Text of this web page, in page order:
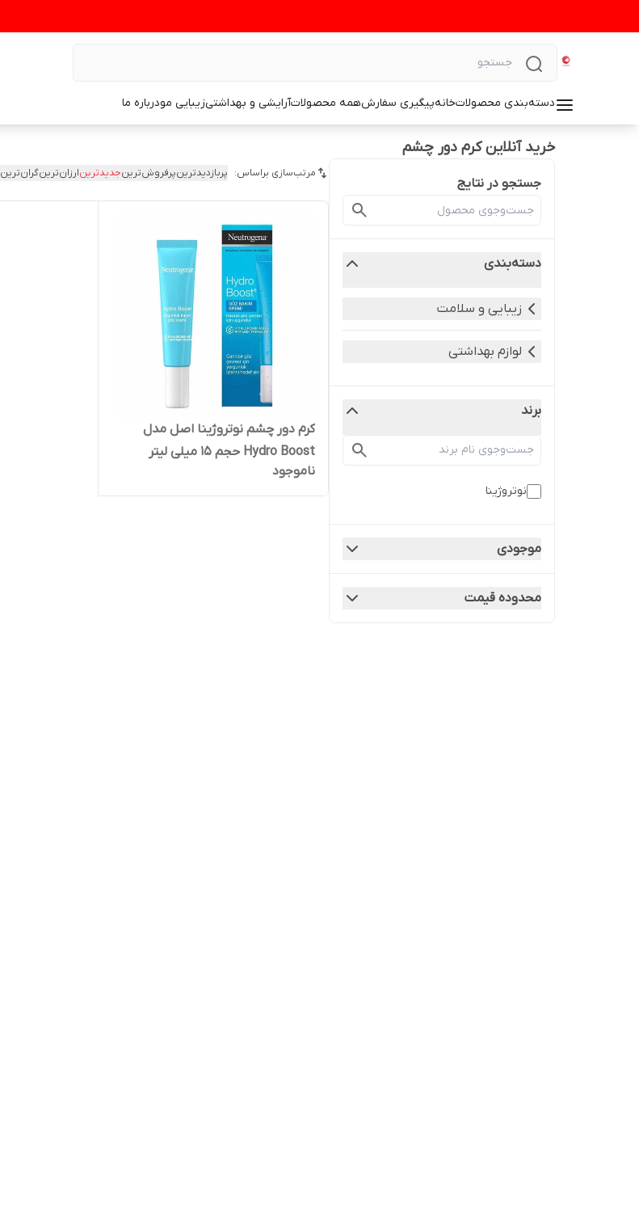
دسته‌بندی محصولاتخانهپیگیری سفارشهمه محصولاتآرایشی و بهداشتیزیبایی مودرباره ما
خرید آنلاین کرم دور چشم
جستجو در نتایج
دسته‌بندی
زیبایی و سلامت
لوازم بهداشتی
برند
نوتروژینا
موجودی
محدوده قیمت
مرتب‌سازی براساس: پربازدیدترینپرفروش‌ترینجدیدترینارزان‌ترینگران‌ترین
کرم دور چشم نوتروژینا اصل مدل
Hydro Boost حجم 15 میلی لیتر
ناموجود